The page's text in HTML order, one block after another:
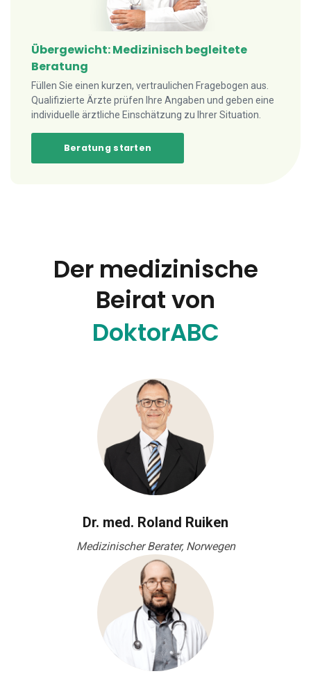
Übergewicht: Medizinisch begleitete
Beratung
Füllen Sie einen kurzen, vertraulichen Fragebogen aus.
Qualifizierte Ärzte prüfen Ihre Angaben und geben eine
individuelle ärztliche Einschätzung zu Ihrer Situation.
Beratung starten
Der medizinische
Beirat von
DoktorABC
Dr. med. Roland Ruiken
Medizinischer Berater, Norwegen